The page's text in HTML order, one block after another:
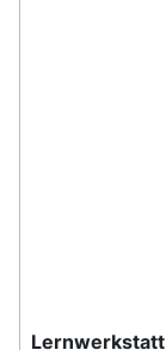
Lernwerkstatt